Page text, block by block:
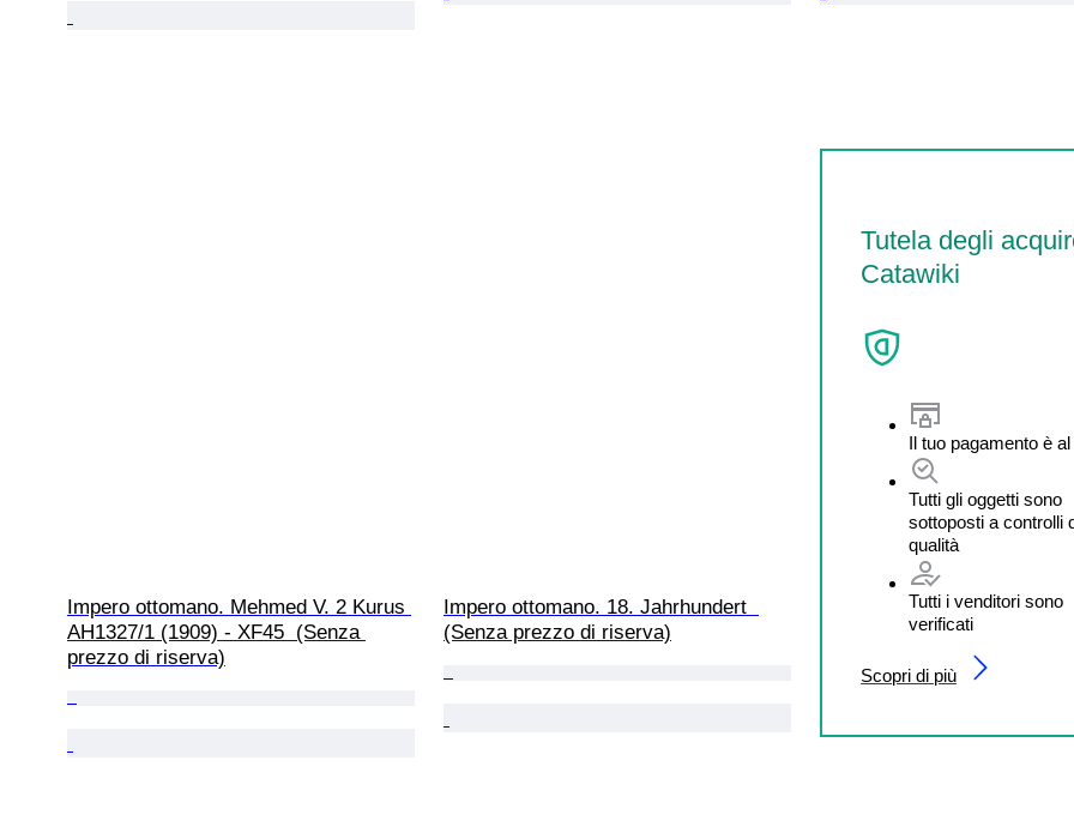
Impero ottomano. Mehmed V. 2 Kurus
AH1327/1 (1909) - XF45  (Senza
prezzo di riserva)
Impero ottomano. 18. Jahrhundert
(Senza prezzo di riserva)
Tutela degli
Catawiki
Il tuo pagamento è
Tutti gli oggetti sono
sottoposti a controlli
qualità
Tutti i venditori sono
verificati
Scopri di più